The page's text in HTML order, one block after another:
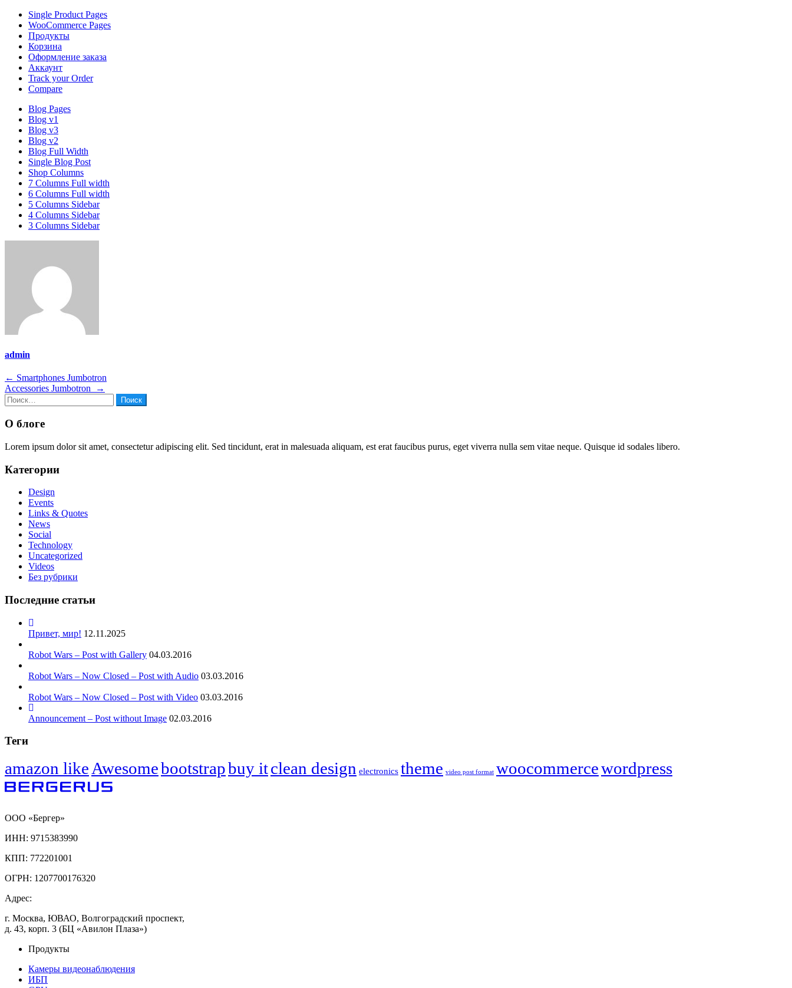
Single Product Pages
WooCommerce Pages
Продукты
Корзина
Оформление заказа
Аккаунт
Track your Order
Compare
Blog Pages
Blog v1
Blog v3
Blog v2
Blog Full Width
Single Blog Post
Shop Columns
7 Columns Full width
6 Columns Full width
5 Columns Sidebar
4 Columns Sidebar
3 Columns Sidebar
admin
Навигация
по
← Smartphones Jumbotron
Accessories Jumbotron
→
Найти:
О блоге
Lorem ipsum dolor sit amet, consectetur adipiscing elit. Sed tincidunt, erat in malesuada aliquam, est erat faucibus purus, eget viverra nulla sem vitae neque. Quisque id sodales libero.
Категории
Design
Events
Links & Quotes
News
Social
Technology
Uncategorized
Videos
Без рубрики
Последние статьи
Привет, мир! 12.11.2025
Robot Wars – Post with Gallery 04.03.2016
Robot Wars – Now Closed – Post with Audio 03.03.2016
Robot Wars – Now Closed – Post with Video 03.03.2016
Announcement – Post without Image 02.03.2016
Теги
amazon like Awesomebootstrapbuy itclean design electronics theme video post format woocommercewordpress
ООО «Бергер»
ИНН: 9715383990
КПП: 772201001
ОГРН: 1207700176320
Адрес:
г. Москва, ЮВАО, Волгоградский проспект,
д. 43, корп. 3 (БЦ «Авилон Плаза»)
Продукты
Камеры видеонаблюдения
ИБП